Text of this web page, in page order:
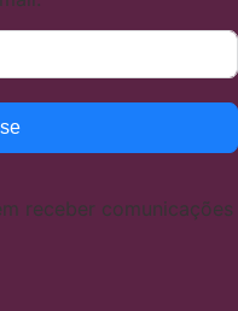
receber comunicações